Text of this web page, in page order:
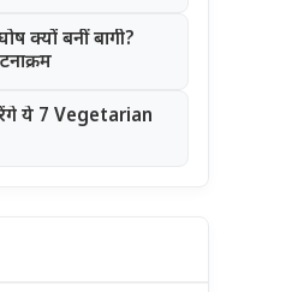
क्यों बनीं बागी?
ये 7 Vegetarian